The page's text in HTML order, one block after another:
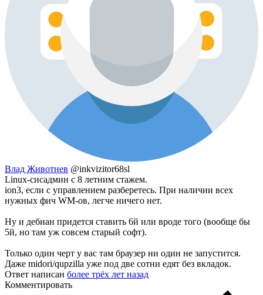
Влад Животнев @inkvizitor68sl
Linux-сисадмин с 8 летним стажем.
ion3, если с управлением разберетесь. При наличии всех
нужных фич WM-ов, легче ничего нет.
Ну и дебиан придется ставить 6й или вроде того (вообще бы
5й, но там уж совсем старый софт).
Только один черт у вас там браузер ни один не запустится.
Даже midori/qupzilla уже под две сотни едят без вкладок.
Ответ написан более трёх лет назад
Комментировать